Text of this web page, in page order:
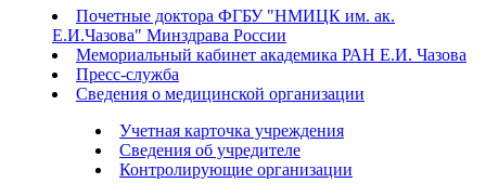
Почетные доктора ФГБУ "НМИЦК им. ак.
Е.И.Чазова" Минздрава России
Мемориальный кабинет академика РАН Е.И. Чазова
Пресс-служба
Сведения о медицинской организации
Учетная карточка учреждения
Сведения об учредителе
Контролирующие организации